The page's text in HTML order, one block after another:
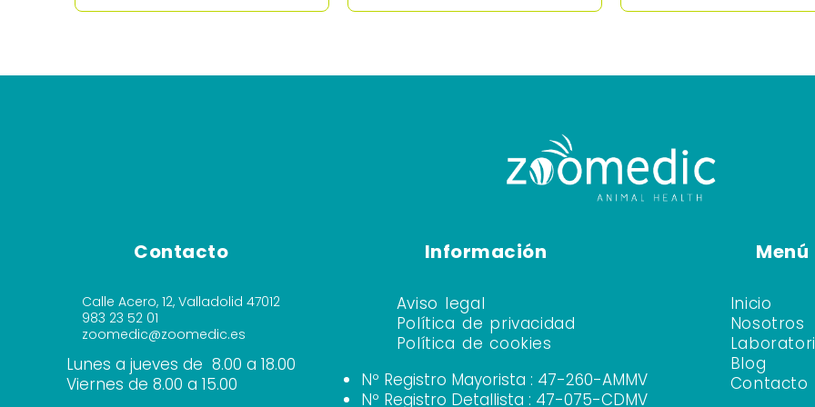
Contacto
Calle Acero, 12, Valladolid 47012
983 23 52 01
zoomedic@zoomedic.es
Lunes a jueves de 8.00 a 18.00
Viernes de 8.00 a 15.00
Información
Aviso legal
Política de privacidad
Política de cookies
Nº Registro Mayorista : 47-260-AMMV
Nº Registro Detallista : 47-075-CDMV
Menú
Inicio
Nosotros
Blog
Contacto